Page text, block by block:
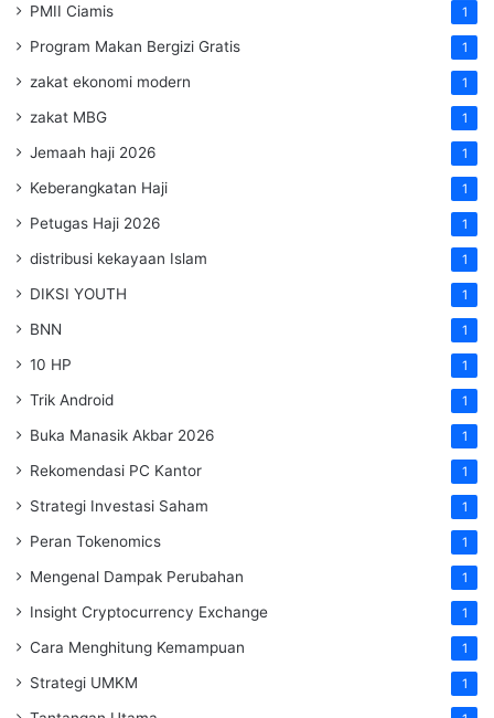
PMII Ciamis 1
Program Makan Bergizi Gratis 1
zakat ekonomi modern 1
zakat MBG 1
Jemaah haji 2026 1
Keberangkatan Haji 1
Petugas Haji 2026 1
distribusi kekayaan Islam 1
DIKSI YOUTH 1
BNN 1
10 HP 1
Trik Android 1
Buka Manasik Akbar 2026 1
Rekomendasi PC Kantor 1
Strategi Investasi Saham 1
Peran Tokenomics 1
Mengenal Dampak Perubahan 1
Insight Cryptocurrency Exchange 1
Cara Menghitung Kemampuan 1
Strategi UMKM 1